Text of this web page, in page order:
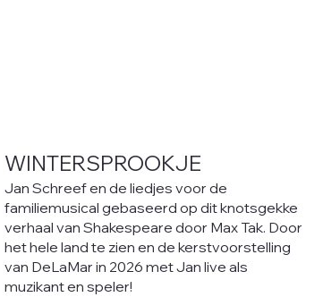
WINTERSPROOKJE
Jan Schreef en de liedjes voor de
familiemusical gebaseerd op dit knotsgekke
verhaal van Shakespeare door Max Tak. Door
het hele land te zien en de kerstvoorstelling
van DeLaMar in 2026 met Jan live als
muzikant en speler!